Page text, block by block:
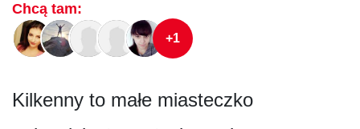
Chcą tam:
+1
Kilkenny to małe miasteczko